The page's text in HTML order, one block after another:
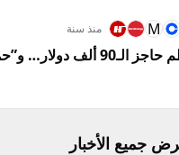
M منذ سنة
الكريبتو” تصيب وول ستريت
جميع الأخبار